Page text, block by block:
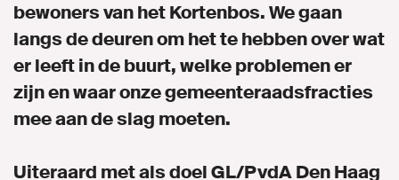
bewoners van het Kortenbos. We gaan
langs de deuren om het te hebben over wat
er leeft in de buurt, welke problemen er
zijn en waar onze gemeenteraadsfracties
mee aan de slag moeten.
Uiteraard met als doel GL/PvdA Den Haag
Naar de landelijke website (GroenLinks.nl)
MIJN GROENLINKS